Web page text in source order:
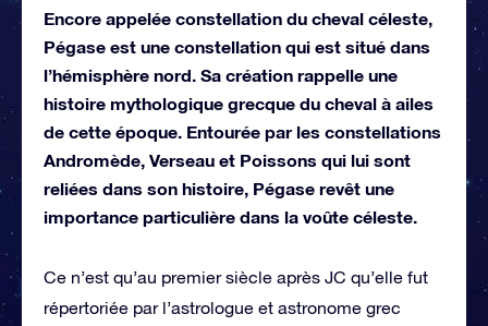
Encore appelée constellation du cheval céleste,
Pégase est une constellation qui est situé dans
l’hémisphère nord. Sa création rappelle une
histoire mythologique grecque du cheval à ailes
de cette époque. Entourée par les constellations
Andromède, Verseau et Poissons qui lui sont
reliées dans son histoire, Pégase revêt une
importance particulière dans la voûte céleste.
Ce n’est qu’au premier siècle après JC qu’elle fut
répertoriée par l’astrologue et astronome grec